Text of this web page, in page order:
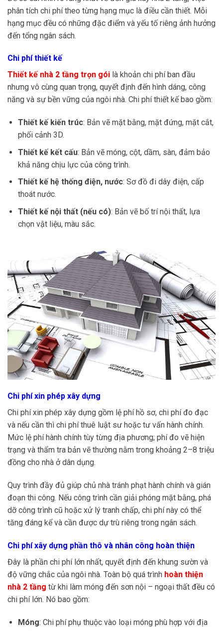
phân tích chi phí theo từng hạng mục là điều cần thiết. Mỗi
hạng mục đều có những đặc điểm và yếu tố riêng ảnh hưởng
đến tổng ngân sách.
Chi phí thiết kế
Thiết kế nhà 2 tầng trọn gói là khoản chi phí ban đầu
nhưng vô cùng quan trọng, quyết định đến hình dáng, công
năng và sự bền vững của ngôi nhà. Chi phí thiết kế bao gồm:
Thiết kế kiến trúc: Bản vẽ mặt bằng, mặt đứng, mặt cắt,
phối cảnh 3D.
Thiết kế kết cấu: Bản vẽ móng, cột, dầm, sàn, đảm bảo
khả năng chịu lực của công trình.
Thiết kế hệ thống điện, nước: Sơ đồ đi dây điện, cấp
thoát nước.
Thiết kế nội thất (nếu có): Bản vẽ bố trí nội thất, lựa
chọn vật liệu, màu sắc.
Chi phí xin phép xây dựng
Chi phí xin phép xây dựng gồm lệ phí hồ sơ, chi phí đo đạc
và nếu cần thì chi phí thuê luật sư hoặc tư vấn hành chính.
Mức lệ phí hành chính tùy từng địa phương; phí đo vẽ hiện
trạng và thẩm tra bản vẽ thường nằm trong khoảng 2–8 triệu
đồng cho nhà ở dân dụng.
Quy trình đầy đủ giúp chủ nhà tránh phạt hành chính và gián
đoạn thi công. Nếu công trình cần giải phóng mặt bằng, phá
dỡ công trình cũ hoặc xử lý tranh chấp, chi phí này có thể
tăng đáng kể và cần được dự trù riêng trong ngân sách.
Chi phí xây dựng phần thô và nhân công hoàn thiện
Đây là phần chi phí lớn nhất, quyết định đến khung sườn và
độ vững chắc của ngôi nhà. Toàn bộ quá trình hoàn thiện
nhà 2 tầng từ khi làm móng đến sơn nội – ngoại thất đều có
chi phí lớn. Nó bao gồm:
Móng: Chi phí phụ thuộc vào loại móng phù hợp với địa